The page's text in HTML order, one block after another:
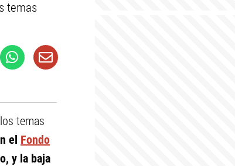
temas
temas
el Fondo
y la baja